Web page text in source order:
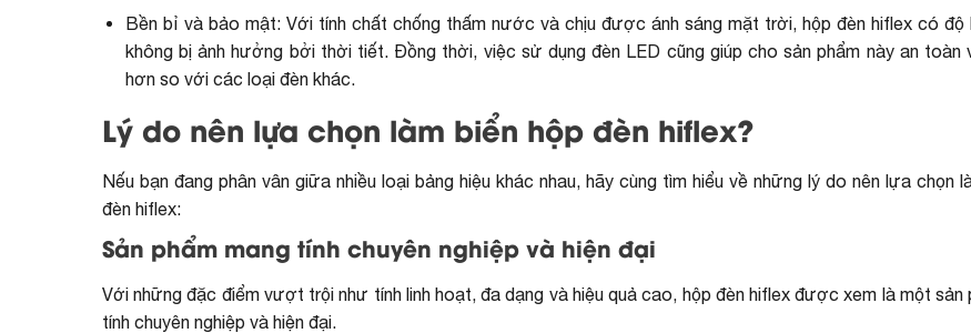
Bền bỉ và bảo mật: Với tính chất chống thấm nước và chịu được ánh sáng mặt trời, hộp đèn hiflex có độ
không bị ảnh hưởng bởi thời tiết. Đồng thời, việc sử dụng đèn LED cũng giúp cho sản phẩm này an toàn
hơn so với các loại đèn khác.
Lý do nên lựa chọn làm biển hộp đèn hiflex?
Nếu bạn đang phân vân giữa nhiều loại bảng hiệu khác nhau, hãy cùng tìm hiểu về những lý do nên lựa chọn
đèn hiflex:
Sản phẩm mang tính chuyên nghiệp và hiện đại
Với những đặc điểm vượt trội như tính linh hoạt, đa dạng và hiệu quả cao, hộp đèn hiflex được xem là một sản
tính chuyên nghiệp và hiện đại.